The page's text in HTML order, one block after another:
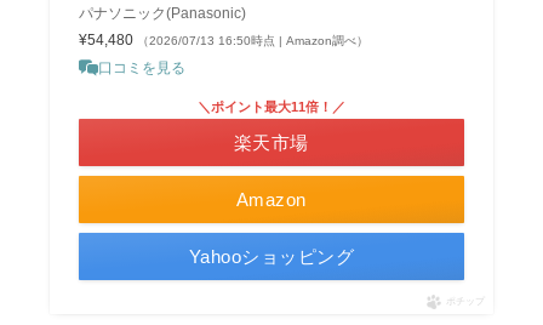
パナソニック(Panasonic)
¥54,480
（2026/07/13 16:50時点 | Amazon調べ）
口コミを見る
Amazon
＼ポイント最大11倍！／
楽天市場
Yahooショッピング
ポチップ